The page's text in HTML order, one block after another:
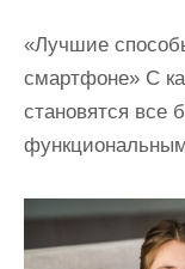
«Лучшие
смартфоне» С
становятся